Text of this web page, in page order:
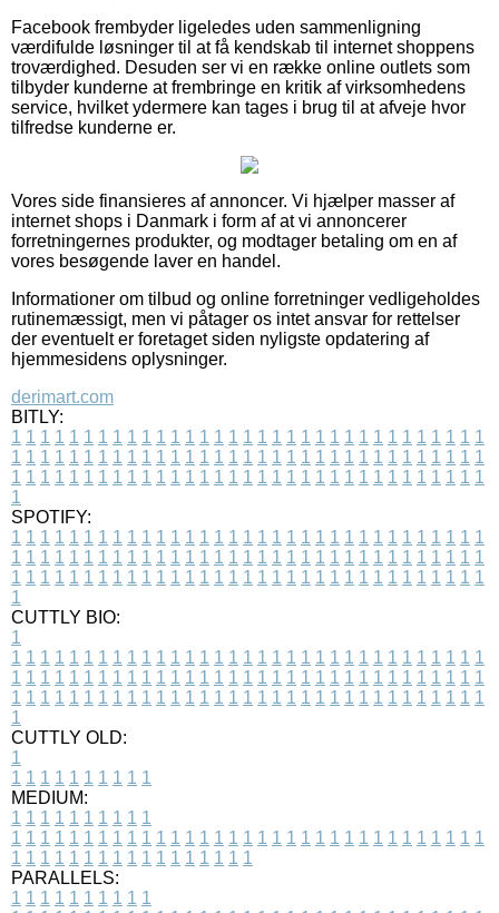
Facebook frembyder ligeledes uden sammenligning
værdifulde løsninger til at få kendskab til internet shoppens
troværdighed. Desuden ser vi en række online outlets som
tilbyder kunderne at frembringe en kritik af virksomhedens
service, hvilket ydermere kan tages i brug til at afveje hvor
tilfredse kunderne er.
Vores side finansieres af annoncer. Vi hjælper masser af
internet shops i Danmark i form af at vi annoncerer
forretningernes produkter, og modtager betaling om en af
vores besøgende laver en handel.
Informationer om tilbud og online forretninger vedligeholdes
rutinemæssigt, men vi påtager os intet ansvar for rettelser
der eventuelt er foretaget siden nyligste opdatering af
hjemmesidens oplysninger.
derimart.com
BITLY:
1 1 1 1 1 1 1 1 1 1 1 1 1 1 1 1 1 1 1 1 1 1 1 1 1 1 1 1 1 1 1 1 1
1 1 1 1 1 1 1 1 1 1 1 1 1 1 1 1 1 1 1 1 1 1 1 1 1 1 1 1 1 1 1 1 1
1 1 1 1 1 1 1 1 1 1 1 1 1 1 1 1 1 1 1 1 1 1 1 1 1 1 1 1 1 1 1 1 1
1
SPOTIFY:
1 1 1 1 1 1 1 1 1 1 1 1 1 1 1 1 1 1 1 1 1 1 1 1 1 1 1 1 1 1 1 1 1
1 1 1 1 1 1 1 1 1 1 1 1 1 1 1 1 1 1 1 1 1 1 1 1 1 1 1 1 1 1 1 1 1
1 1 1 1 1 1 1 1 1 1 1 1 1 1 1 1 1 1 1 1 1 1 1 1 1 1 1 1 1 1 1 1 1
1
CUTTLY BIO:
1
1 1 1 1 1 1 1 1 1 1 1 1 1 1 1 1 1 1 1 1 1 1 1 1 1 1 1 1 1 1 1 1 1
1 1 1 1 1 1 1 1 1 1 1 1 1 1 1 1 1 1 1 1 1 1 1 1 1 1 1 1 1 1 1 1 1
1 1 1 1 1 1 1 1 1 1 1 1 1 1 1 1 1 1 1 1 1 1 1 1 1 1 1 1 1 1 1 1 1
1
CUTTLY OLD:
1
1 1 1 1 1 1 1 1 1 1
MEDIUM:
1 1 1 1 1 1 1 1 1 1
1 1 1 1 1 1 1 1 1 1 1 1 1 1 1 1 1 1 1 1 1 1 1 1 1 1 1 1 1 1 1 1 1
1 1 1 1 1 1 1 1 1 1 1 1 1 1 1 1 1
PARALLELS:
1 1 1 1 1 1 1 1 1 1